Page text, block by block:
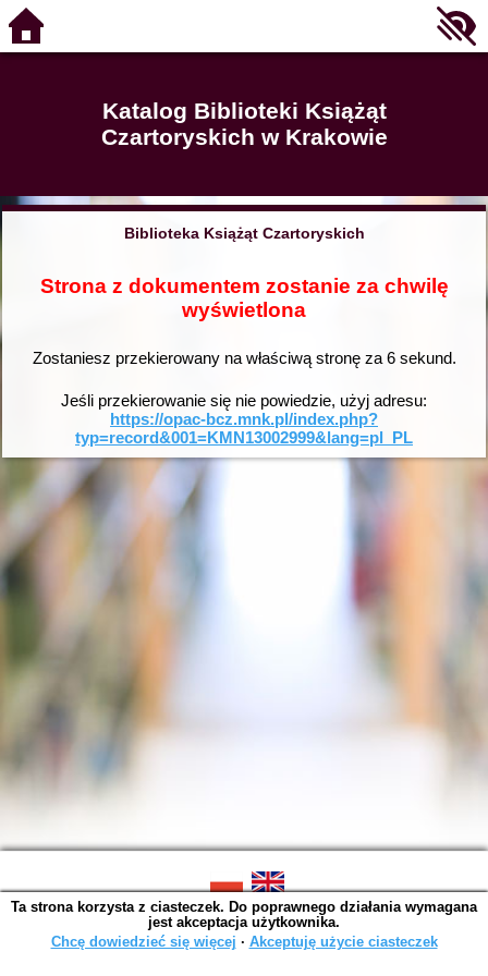
Katalog Biblioteki Książąt
Czartoryskich w Krakowie
Biblioteka Książąt Czartoryskich
Strona z dokumentem zostanie za chwilę
wyświetlona
Zostaniesz przekierowany na właściwą stronę za 6sekund.
Jeśli przekierowanie się nie powiedzie, użyj adresu:
https://opac-bcz.mnk.pl/index.php?
typ=record&001=KMN13002999&lang=pl_PL
SOWA OPAC v. 6.11.10 (2026-07-24)
Wygenerowano w 0,0016 s.
Ta strona korzysta z ciasteczek. Do poprawnego działania wymagana
jest akceptacja użytkownika.
Chcę dowiedzieć się więcej ∙ Akceptuję użycie ciasteczek